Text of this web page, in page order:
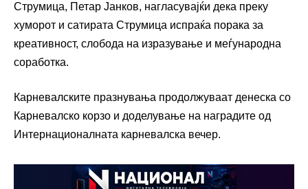
Струмица, Петар Јанков, нагласувајќи дека преку
хуморот и сатирата Струмица испраќа порака за
креативност, слобода на изразување и меѓународна
соработка.
Карневалските празнувања продолжуваат денеска со
Карневалско корзо и доделување на наградите од
Интернационалната карневалска вечер.